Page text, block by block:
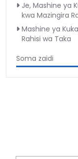
Je, Mashine ya
kwa Mazingira
Mashine ya
Rahisi wa Taka
Soma zaidi